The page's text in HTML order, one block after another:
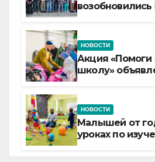
НОВОСТИ
Акция «Помоги
школу»
НОВОСТИ
Малышей от
уроках по